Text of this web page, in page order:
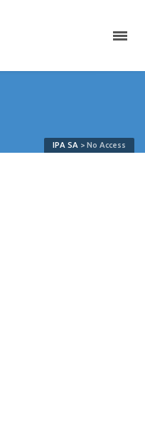
IPA SA > No Access